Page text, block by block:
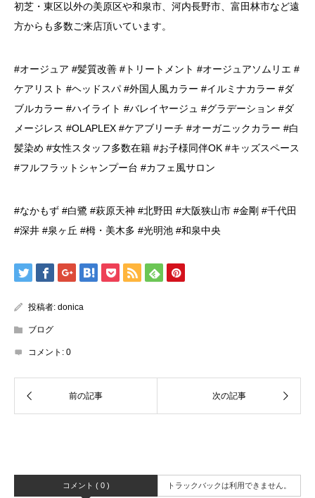
初芝・東区以外の美原区や和泉市、河内長野市、富田林市など遠
方からも多数ご来店頂いています。
#オージュア #髪質改善 #トリートメント #オージュアソムリエ #
ケアリスト #ヘッドスパ #外国人風カラー #イルミナカラー #ダ
ブルカラー #ハイライト #バレイヤージュ #グラデーション #ダ
メージレス #OLAPLEX #ケアブリーチ #オーガニックカラー #白
髪染め #女性スタッフ多数在籍 #お子様同伴OK #キッズスペース
#フルフラットシャンプー台 #カフェ風サロン
#なかもず #白鷺 #萩原天神 #北野田 #大阪狭山市 #金剛 #千代田
#深井 #泉ヶ丘 #栂・美木多 #光明池 #和泉中央
投稿者: donica
ブログ
コメント: 0
コメント ( 0 ) トラックバックは利用できません。